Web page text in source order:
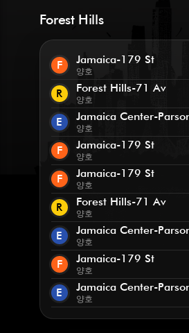
Forest Hills
F Jamaica-179 St
양호
R Forest Hills-71 Av
양호
E Jamaica Center-
양호
F Jamaica-179 St
양호
F Jamaica-179 St
양호
R Forest Hills-71 Av
양호
E Jamaica Center-
양호
F Jamaica-179 St
양호
E Jamaica Center-
양호